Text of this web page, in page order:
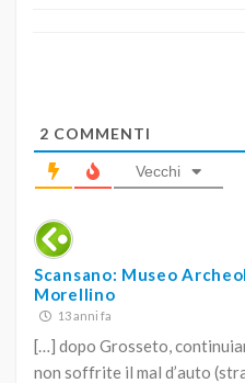
2 COMMENTI
Vecchi
Scansano: Museo
Morellino
13 anni fa
[…] dopo Grosseto,
non soffrite il mal d’auto